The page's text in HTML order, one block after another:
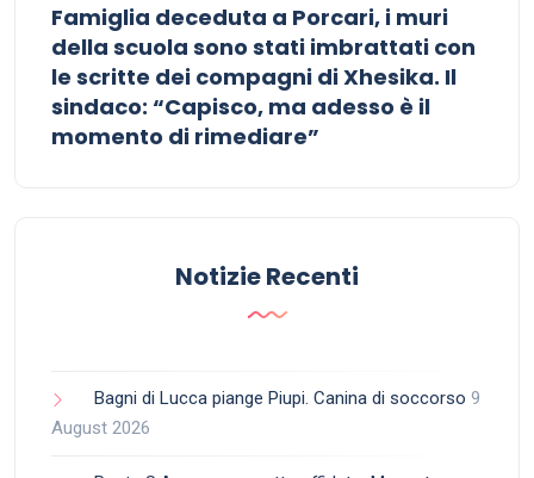
Famiglia deceduta a Porcari, i muri
della scuola sono stati imbrattati con
le scritte dei compagni di Xhesika. Il
sindaco: “Capisco, ma adesso è il
momento di rimediare”
Notizie Recenti
Bagni di Lucca piange Piupi. Canina di soccorso 9
August 2026